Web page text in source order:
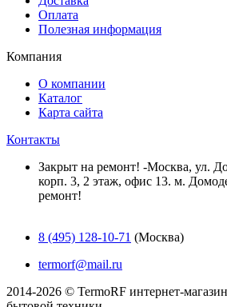
Оплата
Полезная информация
Компания
О компании
Каталог
Карта сайта
Контакты
Закрыт на ремонт! -Москва, ул.
корп. 3, 2 этаж, офис 13. м.
ремонт!
8 (495) 128-10-71 (Москва)
termorf@mail.ru
2014-2026 © TermoRF интернет-